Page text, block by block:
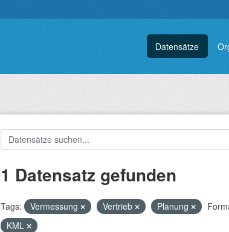
Datensätze
1 Datensatz gefunden
Tags: Vermessung Vertrieb Planung
KML